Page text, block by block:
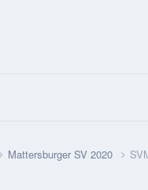
Mattersburger SV 2020